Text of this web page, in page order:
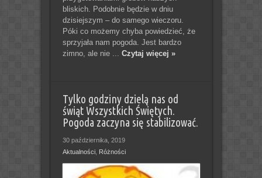
bliskich. Podobnie będzie w dniu
dzisiejszym – do samego wieczoru.
Póki co możemy chyba powiedzieć, że
sprzyjała nam pogoda. Jest bardzo
zimno, ale nie ... Czytaj więcej »
Tylko godziny dzielą nas od
świąt Wszystkich Świętych.
Pogoda zaczyna się stabilizować.
30 października, 2019
Aktualności, Różności